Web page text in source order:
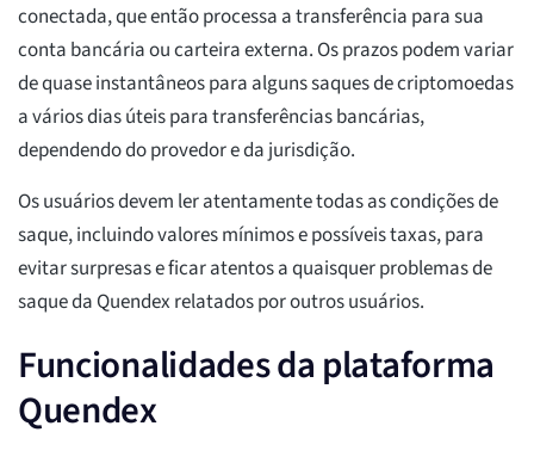
conectada, que então processa a transferência para sua
conta bancária ou carteira externa. Os prazos podem variar
de quase instantâneos para alguns saques de criptomoedas
a vários dias úteis para transferências bancárias,
dependendo do provedor e da jurisdição.
Os usuários devem ler atentamente todas as condições de
saque, incluindo valores mínimos e possíveis taxas, para
evitar surpresas e ficar atentos a quaisquer problemas de
saque da Quendex relatados por outros usuários.
Funcionalidades da plataforma
Quendex